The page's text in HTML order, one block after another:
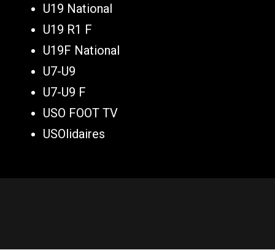
U19 National
U19 R1 F
U19F National
U7-U9
U7-U9 F
USO FOOT TV
USOlidaires